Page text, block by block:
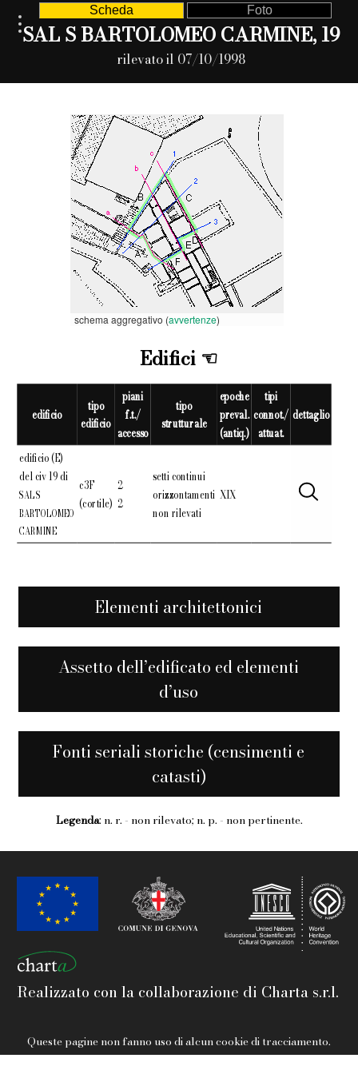
Scheda Foto
SAL S BARTOLOMEO CARMINE, 19
rilevato il 07/10/1998
schema aggregativo (avvertenze)
Edifici
edificio
tipo
edificio
piani
f.t./
accesso
tipo
strutturale
epoche
preval.
(antiq.)
tipi
connot./
attuat.
dettaglio
edificio (E)
del civ 19 di
SAL S
BARTOLOMEO
CARMINE
c3F
(cortile)
2
2
setti continui
orizzontamenti
non rilevati
XIX
Elementi architettonici
Assetto dell’edificato ed elementi
d’uso
Fonti seriali storiche (censimenti e
catasti)
Legenda: n. r. - non rilevato; n. p. - non pertinente.
Realizzato con la collaborazione di Charta s.r.l.
Queste pagine non fanno uso di alcun cookie di tracciamento.